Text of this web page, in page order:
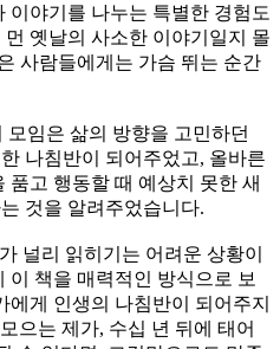
이야기를 나누는 특별한 경험도
옛날의 사소한 이야기일지 몰
사람들에게는 가슴 뛰는 순간
임은 삶의 방향을 고민하던
나침반이 되어주었고, 올바른
고 행동할 때 예상치 못한 새
것을 알려주었습니다.
널리 읽히기는 어려운 상황이
이 책을 매력적인 방식으로 보
게 인생의 나침반이 되어주지
으는 제가, 수십 년 뒤에 태어